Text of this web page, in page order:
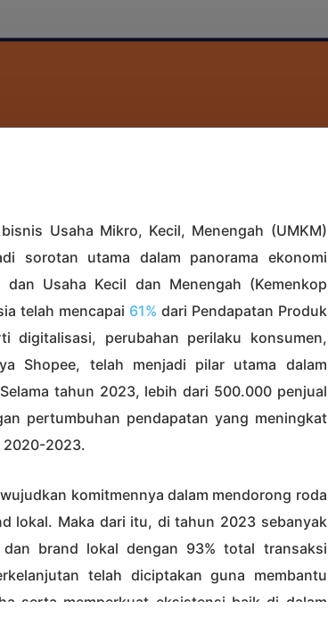
Usaha Mikro, Kecil, Menengah (UMKM)
sorotan utama dalam panorama ekonomi
dan Usaha Kecil dan Menengah (Kemenkop
telah mencapai 61% dari Pendapatan Produk
digitalisasi, perubahan perilaku konsumen,
Shopee, telah menjadi pilar utama dalam
tahun 2023, lebih dari 500.000 penjual
pertumbuhan pendapatan yang meningkat
2020-2023.
komitmennya dalam mendorong roda
lokal. Maka dari itu, di tahun 2023 sebanyak
brand lokal dengan 93% total transaksi
telah diciptakan guna membantu
serta memperkuat eksistensi baik di dalam